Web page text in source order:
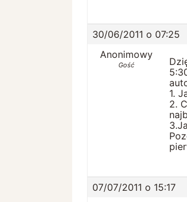
30/06/2011 o 07:25
Anonimowy
Gość
1.
2.
07/07/2011 o 15:17